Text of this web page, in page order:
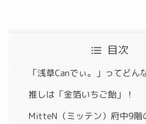
目次
「浅草Canでぃ。」ってどん
推しは「金箔いちご飴」！
MitteN（ミッテン）府中9階